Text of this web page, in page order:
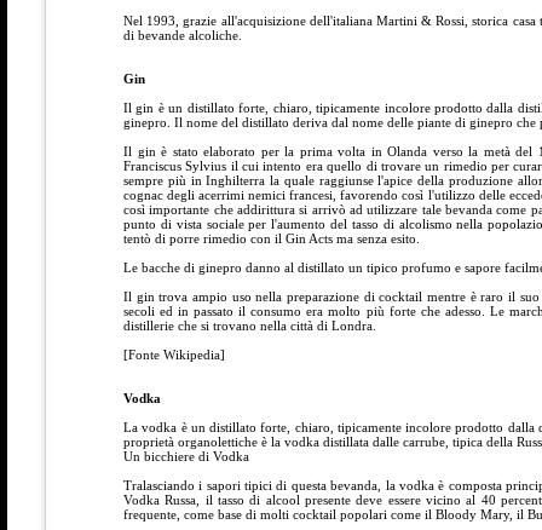
Nel 1993, grazie all'acquisizione dell'italiana Martini & Rossi, storica
di bevande alcoliche.
Gin
Il gin è un distillato forte, chiaro, tipicamente incolore prodotto dalla
ginepro. Il nome del distillato deriva dal nome delle piante di ginepro che
Il gin è stato elaborato per la prima volta in Olanda verso la metà
Franciscus Sylvius il cui intento era quello di trovare un rimedio per
sempre più in Inghilterra la quale raggiunse l'apice della produzione
cognac degli acerrimi nemici francesi, favorendo così l'utilizzo delle
così importante che addirittura si arrivò ad utilizzare tale bevanda come
punto di vista sociale per l'aumento del tasso di alcolismo nella
tentò di porre rimedio con il Gin Acts ma senza esito.
Le bacche di ginepro danno al distillato un tipico profumo e sapore
Il gin trova ampio uso nella preparazione di cocktail mentre è raro il
secoli ed in passato il consumo era molto più forte che adesso. Le
distillerie che si trovano nella città di Londra.
[Fonte Wikipedia]
Vodka
La vodka è un distillato forte, chiaro, tipicamente incolore prodotto dalla
proprietà organolettiche è la vodka distillata dalle carrube, tipica della
Un bicchiere di Vodka
Tralasciando i sapori tipici di questa bevanda, la vodka è composta
Vodka Russa, il tasso di alcool presente deve essere vicino al 40
frequente, come base di molti cocktail popolari come il Bloody Mary, il